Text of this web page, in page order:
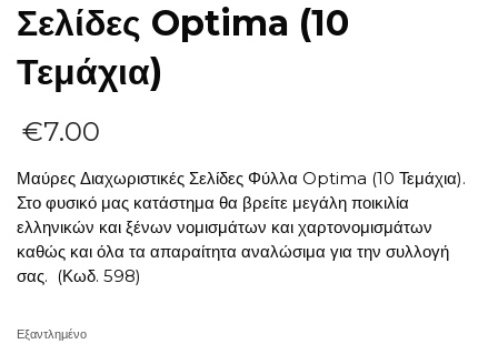
Σελίδες Optima (10
Τεμάχια)
€7.00
Μαύρες Διαχωριστικές Σελίδες Φύλλα Optima (10 Τεμάχια).
Στο φυσικό μας κατάστημα θα βρείτε μεγάλη ποικιλία
ελληνικών και ξένων νομισμάτων και χαρτονομισμάτων
καθώς και όλα τα απαραίτητα αναλώσιμα για την συλλογή
σας. (Κωδ. 598)
Εξαντλημένο